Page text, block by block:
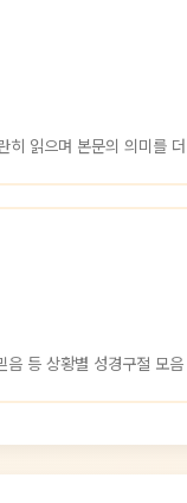
히 읽으며 본문의 의미를
음 등 상황별 성경구절 모음